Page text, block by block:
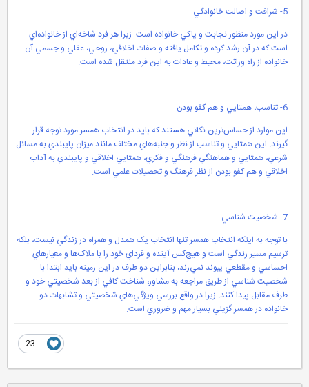
در اين مورد منظور نجابت و پاکي خانواده است. زيرا هر فرد شاخه‌اي از خانواده‌اي
است که در آن رشد کرده و تکامل يافته و صفات اخلاقي، روحي، عقلي و جسمي آن
خانواده از راه وراثت، محيط و عادات به اين فرد منتقل شده است.
اين موارد از حساس‌ترين نکاتي هستند که بايد در انتخاب همسر مورد توجه قرار
گيرند. اين همتايي و تناسب از نظر و جنبه‌هاي مختلف مانند ميزان پايبندي به مسائل
شرعي، همتايي و هماهنگي فرهنگي و فکري، همتايي اخلاقي و پايبندي به آداب
اخلاقي و هم کفو بودن از نظر فرهنگ و تحصيلات علمي است.
با توجه به اينکه انتخاب همسر تنها انتخاب يک همدل و همراه در زندگي نيست، بلکه
ترسيم مسير زندگي است و هيچ‌کس آينده و فرداي خود را با ملاک‌ها و معيارهاي
احساسي و مقطعي پيوند نمي‌زند، بنابراين دو طرف در اين زمينه بايد ابتدا با
شخصيت شناسي از طريق مراجعه به مشاور، شناخت کافي از بعد شخصيتي خود و
طرف مقابل پيدا کنند. زيرا در واقع بررسي ويژگي‌هاي شخصيتي و تشابهات دو
خانواده در همسر گزيني بسيار مهم و ضروري است.